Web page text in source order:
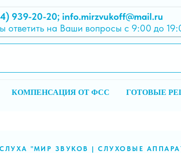
939-20-20; info.mirzvukoff@mail.ru
ответить на Ваши вопросы с 9:00 до
КОМПЕНСАЦИЯ ОТ ФСС ГОТОВЫЕ
"МИР ЗВУКОВ | СЛУХОВЫЕ